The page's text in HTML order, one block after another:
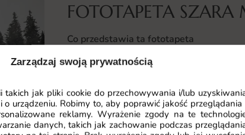
Zarządzaj swoją prywatnością
takich jak pliki cookie do przechowywania i/lub
o urządzeniu. Robimy to, aby poprawić jakość przeglądania
reklamy. Wyrażenie zgody na te
danych, takich jak zachowanie podczas
FOTOTAPETA
Co przedstawia ta fototapeta
Fototapeta Szara Mgła — wzór 2 to
wnętrza subtelny klimat tajemniczości i
mgławicowe tło w odcieniach szarości,
aranżacje. Stylizowane na naturalne
doskonale harmonizują z
wnętrzarskimi, tworząc przestrzeń